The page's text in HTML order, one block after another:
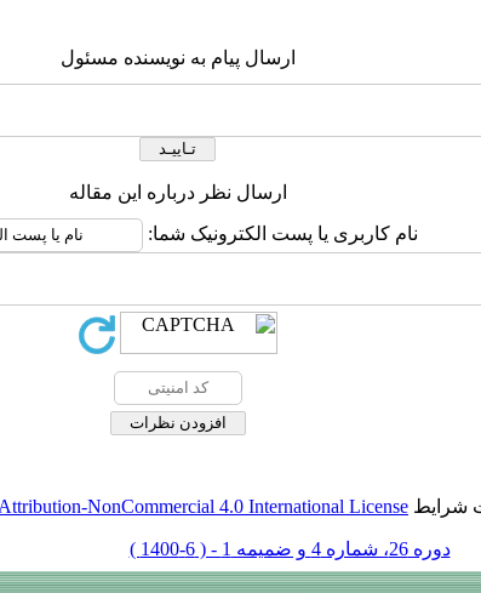
ارسال پیام به نویسنده مسئول
ارسال نظر درباره این مقاله
نام کاربری یا پست الکترونیک شما:
شرایط NonCommercial 4.0 International License
دوره 26، شماره 4 و ضمیمه 1 - ( 6-1400 )